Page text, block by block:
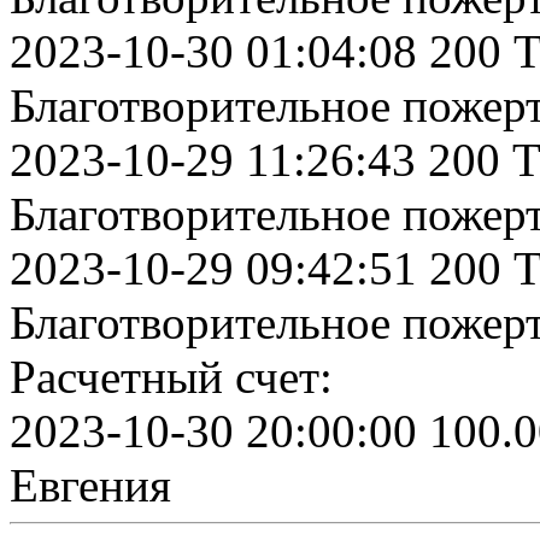
2023-10-30 01:04:08 200
Благотворительное
2023-10-29 11:26:43 200
Благотворительное
2023-10-29 09:42:51 200
Благотворительное
Расчетный счет:
2023-10-30 20:00:00
Евгения